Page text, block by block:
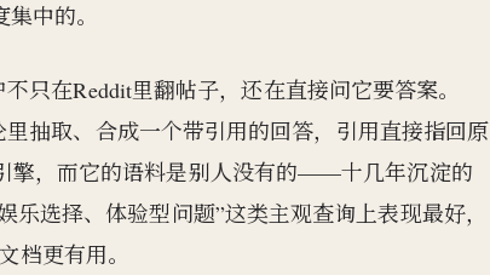
中的。
只在Reddit里翻帖子，还在直接问它要答案。
抽取、合成一个带引用的回答，引用直接指回原
擎，而它的语料是别人没有的——十几年沉淀的
选择、体验型问题”这类主观查询上表现最好，
档更有用。